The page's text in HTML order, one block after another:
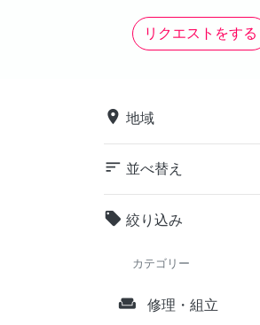
リクエストをする
place 地域
sort 並べ替え
local_offer 絞り込み
カテゴリー
weekend 修理・組立